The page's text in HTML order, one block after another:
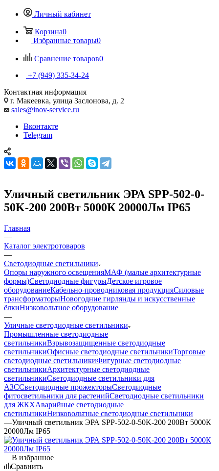
Личный кабинет
Корзина0
Избранные товары0
Сравнение товаров0
+7 (949) 335-34-24
Контактная информация
г. Макеевка, улица Заслонова, д. 2
sales@inov-service.ru
Вконтакте
Telegram
Уличный светильник ЭРА SPP-502-0-
50K-200 200Вт 5000К 20000Лм IP65
Главная
—
Каталог электротоваров
—
Светодиодные светильники
Опоры наружного освещенияМАФ (малые архитектурные
формы)Светодиодные фигурыДетское игровое
оборудованиеКабельно-проводниковая продукцияСиловые
трансформаторыНовогодние гирлянды и искусственные
ёлкиНизковольтное оборудование
—
Уличные светодиодные светильники
Промышленные светодиодные
светильникиВзрывозащищенные светодиодные
светильникиОфисные светодиодные светильникиТорговые
светодиодные светильникиФигурные светодиодные
светильникиАрхитектурные светодиодные
светильникиСветодиодные светильники для
АЗССветодиодные прожекторыСветодиодные
фитосветильники для растенийСветодиодные светильники
для ЖКХАварийные светодиодные
светильникиНизковольтные светодиодные светильники
—Уличный светильник ЭРА SPP-502-0-50K-200 200Вт 5000К
20000Лм IP65
В избранное
Сравнить